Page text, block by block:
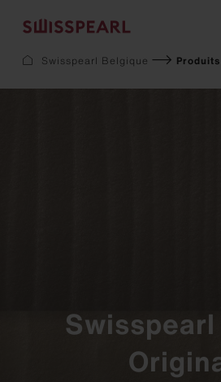
Façade
Swisspearl Belgique Produits